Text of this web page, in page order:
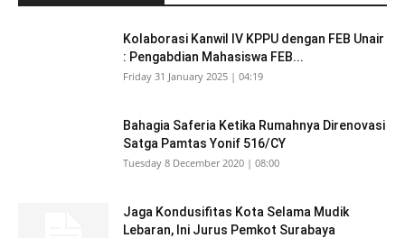
Kolaborasi Kanwil IV KPPU dengan FEB Unair
: Pengabdian Mahasiswa FEB...
Friday 31 January 2025 | 04:19
Bahagia Saferia Ketika Rumahnya Direnovasi
Satga Pamtas Yonif 516/CY
Tuesday 8 December 2020 | 08:00
Jaga Kondusifitas Kota Selama Mudik
Lebaran, Ini Jurus Pemkot Surabaya